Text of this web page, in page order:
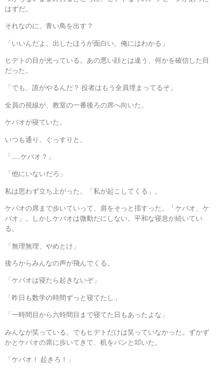
はずだ。
それなのに、青い鳥を出す？
「いいんだよ。出したほうが面白い。俺にはわかる」
ヒデトの目が光っている。あの悪い顔とは違う、何かを確信した目
だった。
「でも、誰がやるんだ？ 役者はもう全員埋まってるぞ」
全員の視線が、教室の一番後ろの席へ向いた。
ケバオが寝ていた。
いつも通り、ぐっすりと。
「……ケバオ？」
「他にいないだろ」
私は思わず立ち上がった。「私が起こしてくる」。
ケバオの席まで歩いていって、肩をそっと揺すった。「ケバオ、ケ
バオ」。しかしケバオは微動だにしない。平和な寝息が続いてい
る。
「無理無理、やめとけ」
後ろからみんなの声が飛んでくる。
「ケバオは寝たら起きないぞ」
「昨日も数学の時間ずっと寝てたし」
「一時間目から六時間目まで寝てた日もあったよな」
みんなが笑っている。でもヒデトだけは笑っていなかった。ずかず
かとケバオの席に歩いてきて、机をバンと叩いた。
「ケバオ！ 起きろ！」